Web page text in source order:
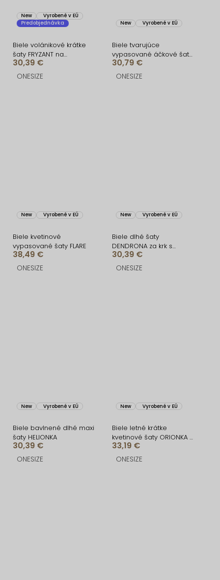
New
Vyrobené v EÚ
Predobjednávka
Biele volánikové krátke
šaty FRYZANT na
ramienka
30,39 €
ONESIZE
New Vyrobené v EÚ
Biele tvarujúce
vypasované áčkové šaty
MIRALIS
30,79 €
ONESIZE
New Vyrobené v EÚ
Biele kvetinové
vypasované šaty FLARE
38,49 €
ONESIZE
New Vyrobené v EÚ
Biele dlhé šaty
DENDRONA za krk s
výstrihom
30,39 €
ONESIZE
New Vyrobené v EÚ
Biele bavlnené dlhé maxi
šaty HELIONKA
30,39 €
ONESIZE
New Vyrobené v EÚ
Biele letné krátke
kvetinové šaty ORIONKA s
kraťaskami
33,19 €
ONESIZE